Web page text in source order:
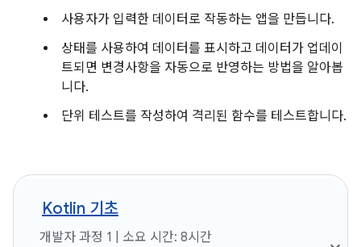
사용자가 입력한 데이터로 작동하는 앱을 만듭니다.
상태를 사용하여 데이터를 표시하고 데이터가 업데이
트되면 변경사항을 자동으로 반영하는 방법을 알아봅
니다.
단위 테스트를 작성하여 격리된 함수를 테스트합니다.
Kotlin 기초
개발자 과정 1 | 소요 시간: 8시간